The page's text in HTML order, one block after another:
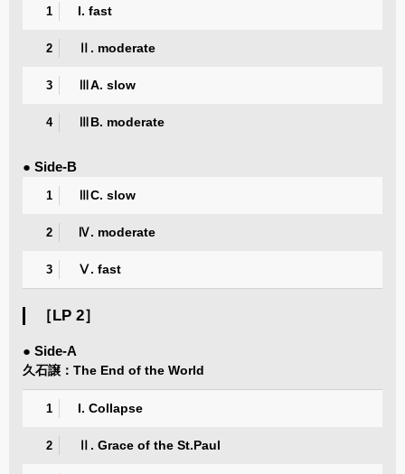
1 I. fast
2 Ⅱ. moderate
3 ⅢA. slow
4 ⅢB. moderate
● Side-B
1 ⅢC. slow
2 Ⅳ. moderate
3 Ⅴ. fast
［LP 2］
● Side-A
久石譲：The End of the World
1 I. Collapse
2 Ⅱ. Grace of the St.Paul